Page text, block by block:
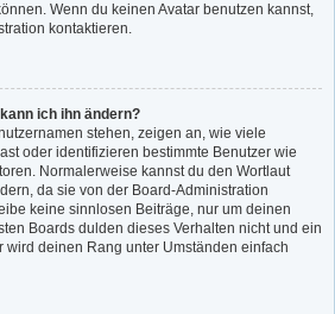
Wenn du keinen Avatar benutzen kannst,
kontaktieren.
ich ihn ändern?
stehen, zeigen an, wie viele
oder identifizieren bestimmte Benutzer wie
Normalerweise kannst du den Wortlaut
da sie von der Board-Administration
keine sinnlosen Beiträge, nur um deinen
Boards dulden dieses Verhalten nicht und ein
wird deinen Rang unter Umständen einfach